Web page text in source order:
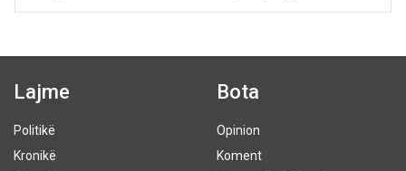
Lajme
Politikë
Kronikë
Bota
Opinion
Koment